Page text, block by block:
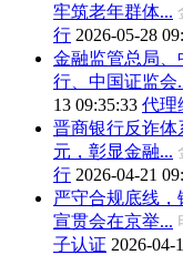
牢筑老年群体...
行 2026-05-28
金融监管总局、
行、中国证监会
13 09:35:33 代理
晋商银行反诈体
元，彰显金融...
行 2026-04-21
严守合规底线
宣贯会在京举...
子认证 2026-04-